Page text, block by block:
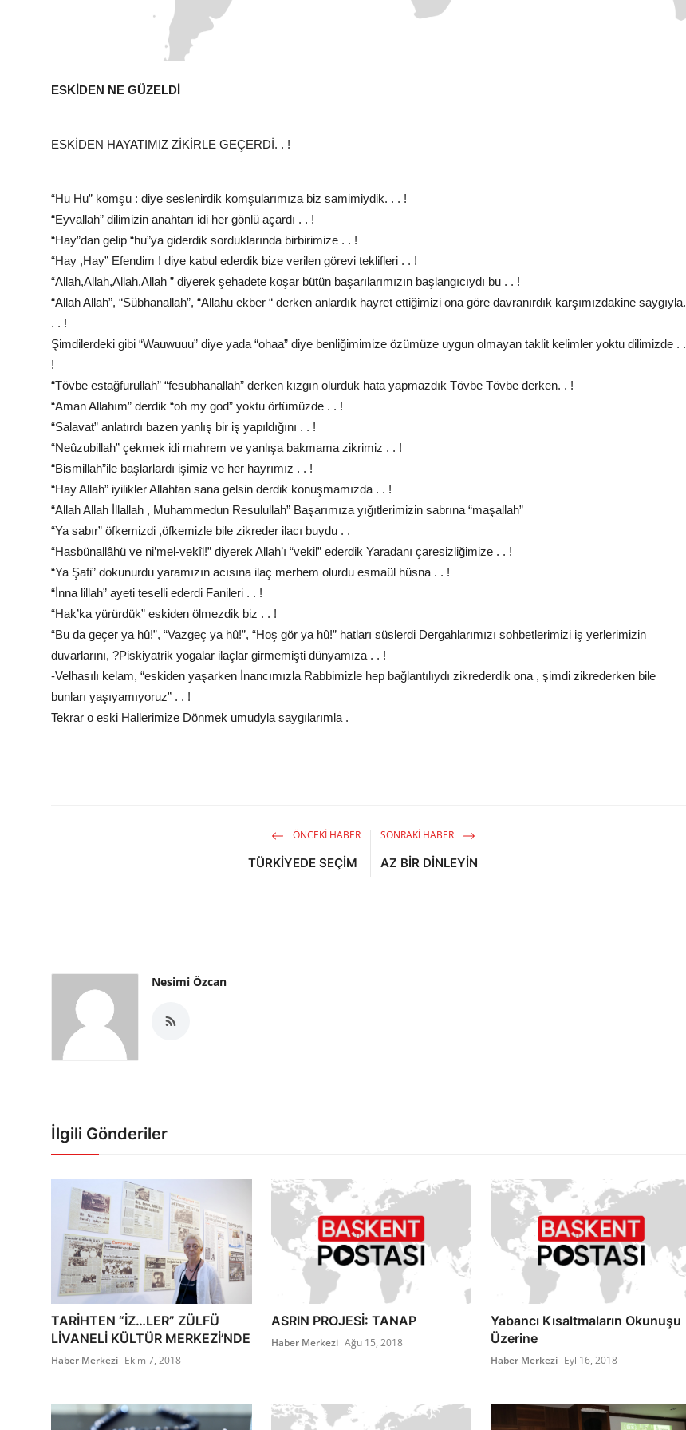
ESKİDEN NE GÜZELDİ
ESKİDEN HAYATIMIZ ZİKİRLE GEÇERDİ. . !
“Hu Hu” komşu : diye seslenirdik komşularımıza biz samimiydik. . . !
“Eyvallah” dilimizin anahtarı idi her gönlü açardı . . !
“Hay”dan gelip “hu”ya giderdik sorduklarında birbirimize . . !
“Hay ,Hay” Efendim ! diye kabul ederdik bize verilen görevi teklifleri . . !
“Allah,Allah,Allah,Allah ” diyerek şehadete koşar bütün başarılarımızın başlangıcıydı bu . . !
“Allah Allah”, “Sübhanallah”, “Allahu ekber “ derken anlardık hayret ettiğimizi ona göre davranırdık karşımızdakine saygıyla.
. . !
Şimdilerdeki gibi “Wauwuuu” diye yada “ohaa” diye benliğimimize özümüze uygun olmayan taklit kelimler yoktu dilimizde . .
!
“Tövbe estağfurullah” “fesubhanallah” derken kızgın olurduk hata yapmazdık Tövbe Tövbe derken. . !
“Aman Allahım” derdik “oh my god” yoktu örfümüzde . . !
“Salavat” anlatırdı bazen yanlış bir iş yapıldığını . . !
“Neûzubillah” çekmek idi mahrem ve yanlışa bakmama zikrimiz . . !
“Bismillah”ile başlarlardı işimiz ve her hayrımız . . !
“Hay Allah” iyilikler Allahtan sana gelsin derdik konuşmamızda . . !
“Allah Allah İllallah , Muhammedun Resulullah” Başarımıza yığıtlerimizin sabrına “maşallah”
“Ya sabır” öfkemizdi ,öfkemizle bile zikreder ilacı buydu . .
“Hasbünallâhü ve ni’mel-vekîl!” diyerek Allah’ı “vekil” ederdik Yaradanı çaresizliğimize . . !
“Ya Şafi” dokunurdu yaramızın acısına ilaç merhem olurdu esmaül hüsna . . !
“İnna lillah” ayeti teselli ederdi Fanileri . . !
“Hak’ka yürürdük” eskiden ölmezdik biz . . !
“Bu da geçer ya hû!”, “Vazgeç ya hû!”, “Hoş gör ya hû!” hatları süslerdi Dergahlarımızı sohbetlerimizi iş yerlerimizin
duvarlarını, ?Piskiyatrik yogalar ilaçlar girmemişti dünyamıza . . !
-Velhasılı kelam, “eskiden yaşarken İnancımızla Rabbimizle hep bağlantılıydı zikrederdik ona , şimdi zikrederken bile
bunları yaşıyamıyoruz” . . !
Tekrar o eski Hallerimize Dönmek umudyla saygılarımla .
ÖNCEKI HABER
TÜRKİYEDE SEÇİM
SONRAKI HABER
AZ BİR DİNLEYİN
Nesimi Özcan
İlgili Gönderiler
TARİHTEN “İZ…LER” ZÜLFÜ
LİVANELİ KÜLTÜR MERKEZİ’NDE
Haber Merkezi Ekim 7, 2018
ASRIN PROJESİ: TANAP
Haber Merkezi Ağu 15, 2018
Yabancı Kısaltmaların Okunuşu
Üzerine
Haber Merkezi Eyl 16, 2018